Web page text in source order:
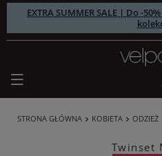
EXTRA SUMMER SALE | Do -
STRONA GŁÓWNA KOBIETA ODZIEŻ
Twinset